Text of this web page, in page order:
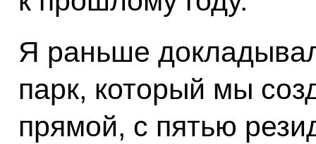
Я раньше
парк, который мы
прямой, с пятью